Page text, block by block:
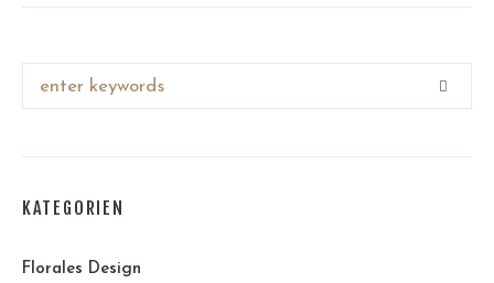
KATEGORIEN
Florales Design